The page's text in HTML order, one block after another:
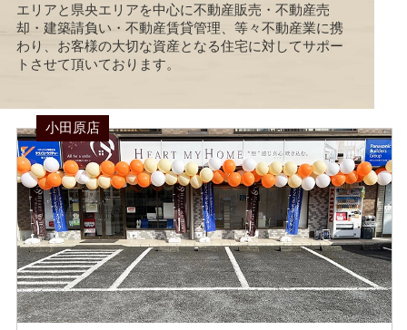
エリアと県央エリアを中心に不動産販売・不動産売
却・建築請負い・不動産賃貸管理、等々不動産業に携
わり、お客様の大切な資産となる住宅に対してサポー
トさせて頂いております。
小田原店